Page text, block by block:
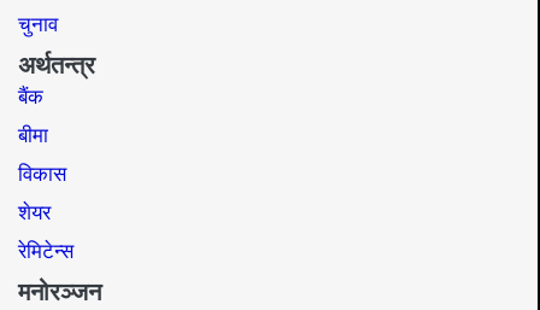
चुनाव
अर्थतन्त्र
बैंक
बीमा
विकास
शेयर
रेमिटेन्स
मनोरञ्जन